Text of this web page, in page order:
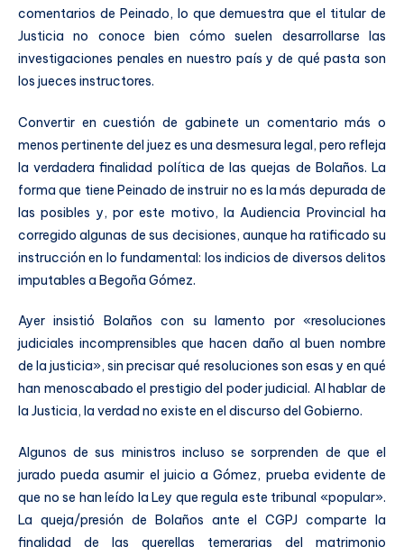
comentarios de Peinado, lo que demuestra que el titular de
Justicia no conoce bien cómo suelen desarrollarse las
investigaciones penales en nuestro país y de qué pasta son
los jueces instructores.
Convertir en cuestión de gabinete un comentario más o
menos pertinente del juez es una desmesura legal, pero refleja
la verdadera finalidad política de las quejas de Bolaños. La
forma que tiene Peinado de instruir no es la más depurada de
las posibles y, por este motivo, la Audiencia Provincial ha
corregido algunas de sus decisiones, aunque ha ratificado su
instrucción en lo fundamental: los indicios de diversos delitos
imputables a Begoña Gómez.
Ayer insistió Bolaños con su lamento por «resoluciones
judiciales incomprensibles que hacen daño al buen nombre
de la justicia», sin precisar qué resoluciones son esas y en qué
han menoscabado el prestigio del poder judicial. Al hablar de
la Justicia, la verdad no existe en el discurso del Gobierno.
Algunos de sus ministros incluso se sorprenden de que el
jurado pueda asumir el juicio a Gómez, prueba evidente de
que no se han leído la Ley que regula este tribunal «popular».
La queja/presión de Bolaños ante el CGPJ comparte la
finalidad de las querellas temerarias del matrimonio